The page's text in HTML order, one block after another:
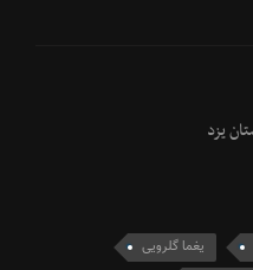
یزد
یغما گلرویی